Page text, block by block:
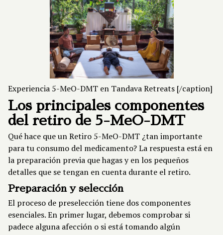
Experiencia 5-MeO-DMT en Tandava Retreats [/caption]
Los principales componentes
del retiro de 5-MeO-DMT
Qué hace que unRetiro 5-MeO-DMT ¿tan importante
para tu consumo del medicamento? La respuesta está en
la preparación previa que hagas y en los pequeños
detalles que se tengan en cuenta durante el retiro.
Preparación y selección
El proceso de preselección tiene dos componentes
esenciales. En primer lugar, debemos comprobar si
padece alguna afección o si está tomando algún